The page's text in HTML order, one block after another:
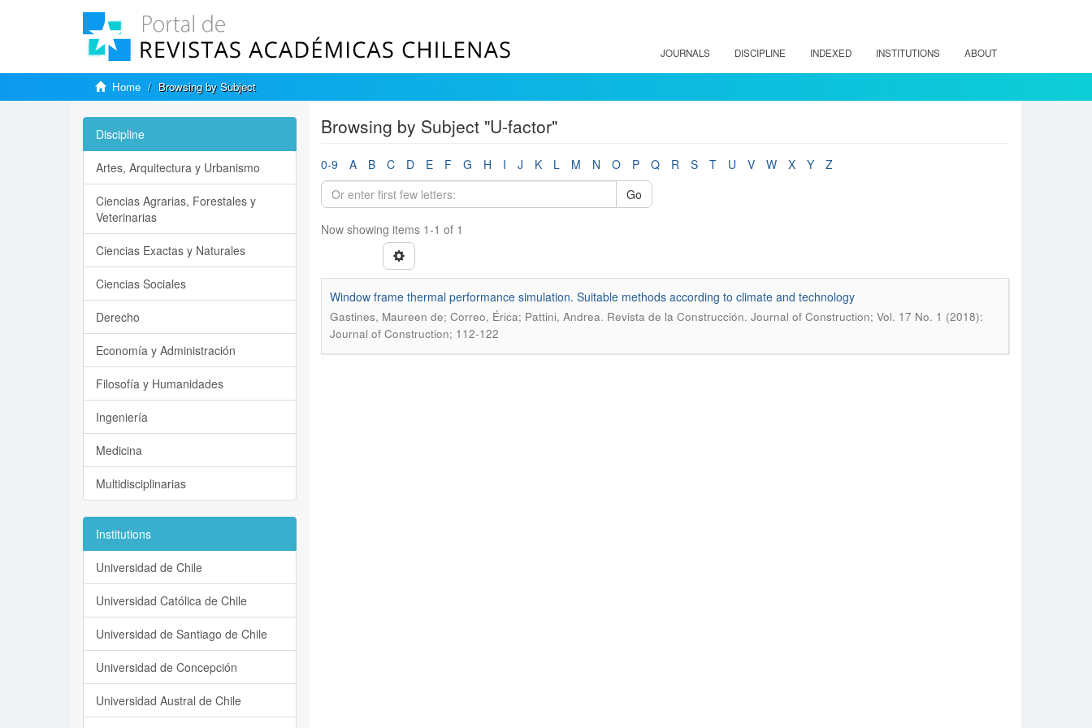
JOURNALS DISCIPLINE INDEXED INSTITUTIONS ABOUT
Home Browsing by Subject
Browsing by Subject "U-factor"
0-9 A B C D E F G H I J K L M N O P Q R S T U V W X Y
Z
Go
Now showing items 1-1 of 1
Window frame thermal performance simulation. Suitable methods according to climate and technology
Gastines, Maureen de; Correo, Érica; Pattini, Andrea. Revista de la Construcción. Journal of Construction; Vol. 17 No. 1 (2018):
Journal of Construction; 112-122
Discipline
Artes, Arquitectura y Urbanismo
Ciencias Agrarias, Forestales y
Veterinarias
Ciencias Exactas y Naturales
Ciencias Sociales
Derecho
Economía y Administración
Filosofía y Humanidades
Ingeniería
Medicina
Multidisciplinarias
Institutions
Universidad de Chile
Universidad Católica de Chile
Universidad de Santiago de Chile
Universidad de Concepción
Universidad Austral de Chile